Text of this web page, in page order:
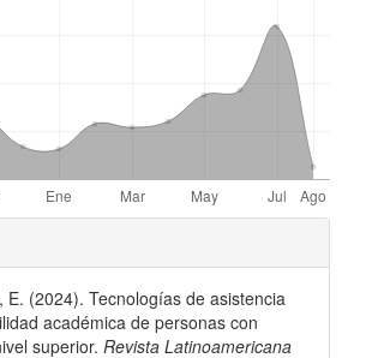
E. (2024). Tecnologías de asistencia
académica de personas con
superior. Revista Latinoamericana